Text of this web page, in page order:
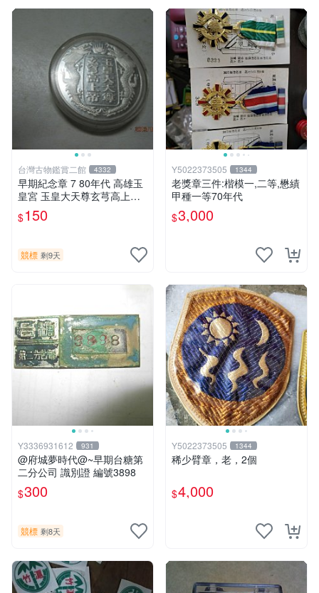
台灣古物鑑賞二館 4332
早期紀念章 7 80年代 高雄玉
皇宮 玉皇大天尊玄芎高上帝
銅鍍銀 紀念章
$150
競標 剩9天
Y5022373505 1344
老獎章三件:楷模一,二等,懋績
甲種一等70年代
$3,000
Y3336931612 931
@府城夢時代@~早期台糖第
二分公司 識別證 編號3898
$300
競標 剩8天
Y5022373505 1344
稀少臂章，老，2個
$4,000